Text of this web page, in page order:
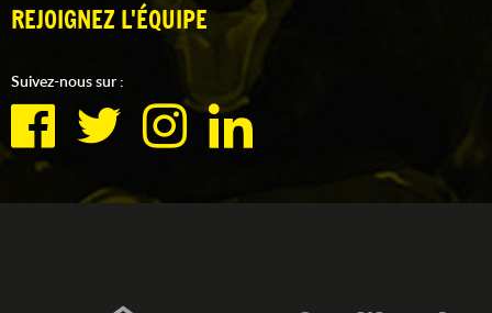
REJOIGNEZ L'ÉQUIPE
Suivez-nous sur :